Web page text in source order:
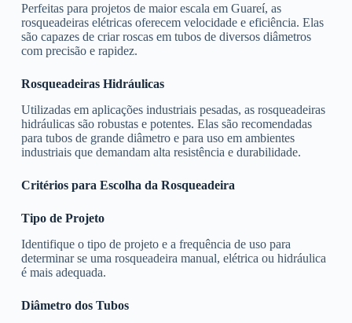
Perfeitas para projetos de maior escala em Guareí, as
rosqueadeiras elétricas oferecem velocidade e eficiência. Elas
são capazes de criar roscas em tubos de diversos diâmetros
com precisão e rapidez.
Rosqueadeiras Hidráulicas
Utilizadas em aplicações industriais pesadas, as rosqueadeiras
hidráulicas são robustas e potentes. Elas são recomendadas
para tubos de grande diâmetro e para uso em ambientes
industriais que demandam alta resistência e durabilidade.
Critérios para Escolha da Rosqueadeira
Tipo de Projeto
Identifique o tipo de projeto e a frequência de uso para
determinar se uma rosqueadeira manual, elétrica ou hidráulica
é mais adequada.
Diâmetro dos Tubos